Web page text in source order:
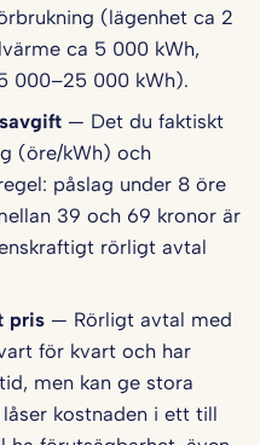
(lägenhet ca 2
ca 5 000 kWh,
000–25 000 kWh).
— Det du faktiskt
(öre/kWh) och
påslag under 8 öre
39 och 69 kronor är
rörligt avtal
pris — Rörligt avtal med
för kvart och har
men kan ge stora
kostnaden i ett till